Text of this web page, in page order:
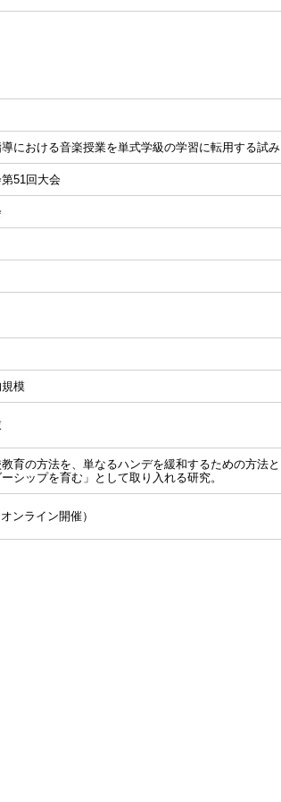
における音楽授業を単式学級の学習に転用する試み
51回大会
模
育の方法を、単なるハンデを緩和するための方法
シップを育む」として取り入れる研究。
ンライン開催）